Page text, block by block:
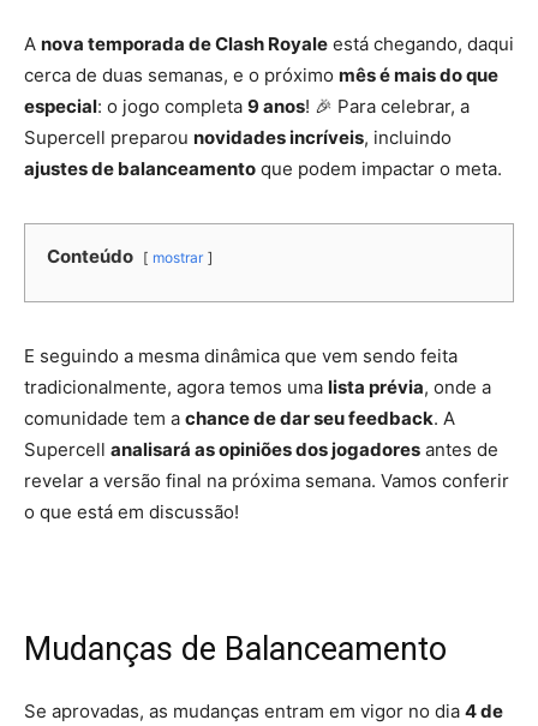
A nova temporada de Clash Royale está chegando, daqui
cerca de duas semanas, e o próximo mês é mais do que
especial: o jogo completa 9 anos! 🎉 Para celebrar, a
Supercell preparou novidades incríveis, incluindo
ajustes de balanceamento que podem impactar o meta.
Conteúdo mostrar
E seguindo a mesma dinâmica que vem sendo feita
tradicionalmente, agora temos uma lista prévia, onde a
comunidade tem a chance de dar seu feedback. A
Supercell analisará as opiniões dos jogadores antes de
revelar a versão final na próxima semana. Vamos conferir
o que está em discussão!
Mudanças de Balanceamento
Se aprovadas, as mudanças entram em vigor no dia 4 de